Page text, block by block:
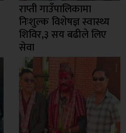
राप्ती गाउँपालिकामा
निःशुल्क विशेषज्ञ स्वास्थ्य
शिविर,३ सय बढीले लिए
सेवा